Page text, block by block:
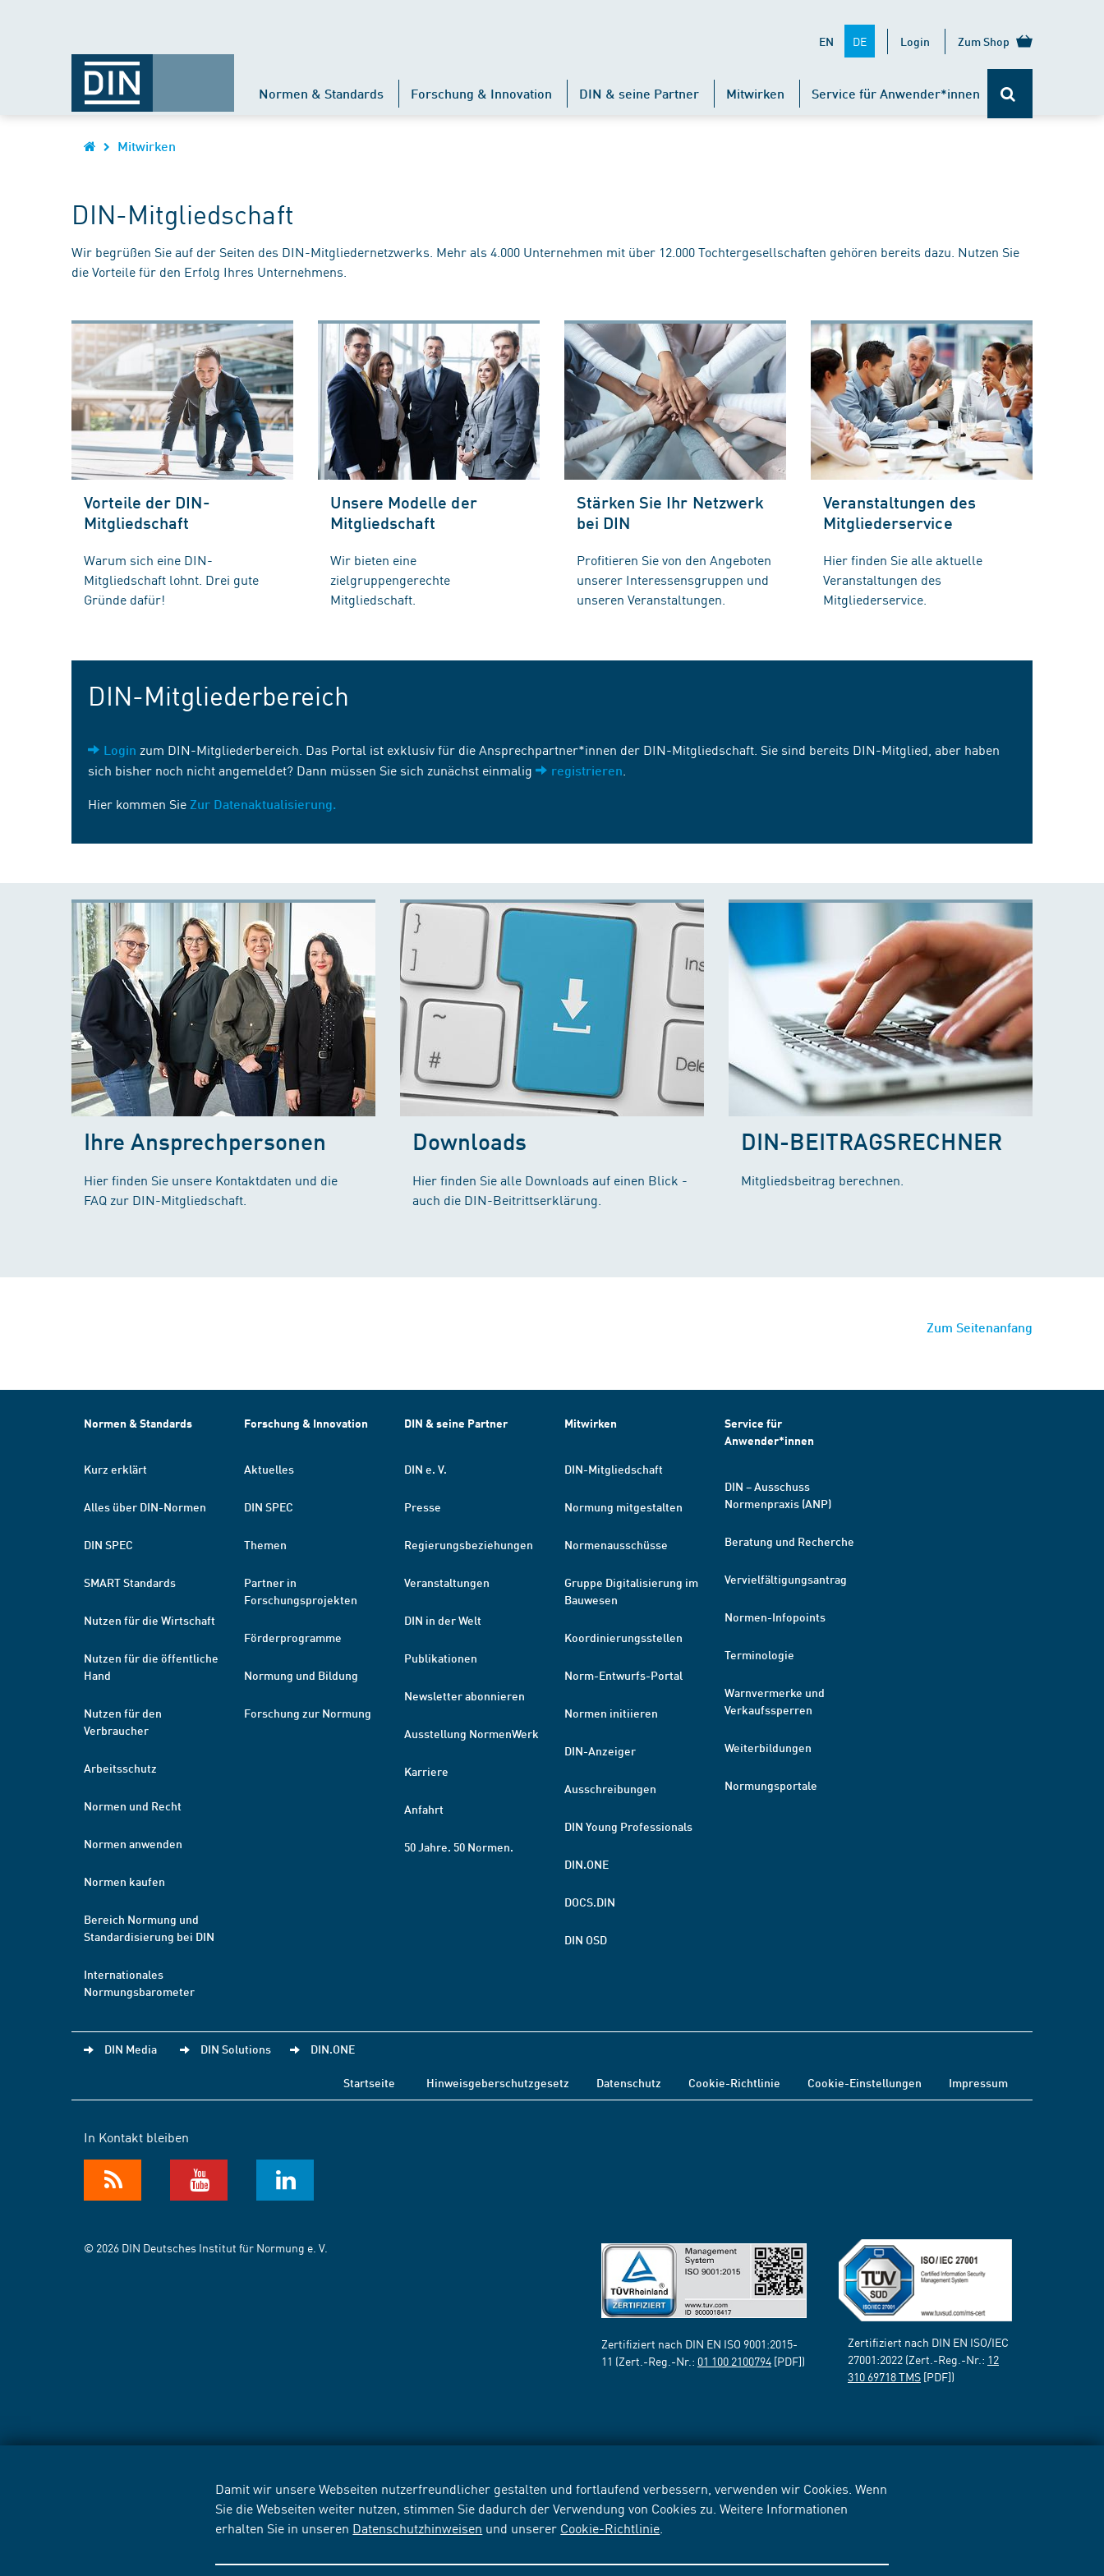
Damit wir unsere Webseiten nutzerfreundlicher gestalten und fortlaufend verbessern, verwenden wir Cookies. Wenn
Sie die Webseiten weiter nutzen, stimmen Sie dadurch der Verwendung von Cookies zu. Weitere Informationen
erhalten Sie in unseren Datenschutzhinweisen und unserer Cookie-Richtlinie
EN DE Login Zum Shop
Normen & Standards Forschung & Innovation DIN & seine Partner Mitwirken Service für Anwender*innen
Mitwirken
DIN-Mitgliedschaft
Wir begrüßen Sie auf der Seiten des DIN-Mitgliedernetzwerks. Mehr als 4.000 Unternehmen mit über 12.000 Tochtergesellschaften gehören bereits dazu. Nutzen Sie
die Vorteile für den Erfolg Ihres Unternehmens.
Vorteile der DIN-
Mitgliedschaft
Warum sich eine DIN-
Mitgliedschaft lohnt. Drei gute
Gründe dafür!
Unsere Modelle der
Mitgliedschaft
Wir bieten eine
zielgruppengerechte
Mitgliedschaft.
Stärken Sie Ihr Netzwerk
bei DIN
Profitieren Sie von den Angeboten
unserer Interessensgruppen und
unseren Veranstaltungen.
Veranstaltungen des
Mitgliederservice
Hier finden Sie alle aktuelle
Veranstaltungen des
Mitgliederservice.
DIN-Mitgliederbereich
Login zum DIN-Mitgliederbereich. Das Portal ist exklusiv für die Ansprechpartner*innen der DIN-Mitgliedschaft. Sie sind bereits DIN-Mitglied, aber haben
sich bisher noch nicht angemeldet? Dann müssen Sie sich zunächst einmalig
registrieren
Hier kommen Sie Zur Datenaktualisierung.
Ihre Ansprechpersonen
Hier finden Sie unsere Kontaktdaten und die
FAQ zur DIN-Mitgliedschaft.
Downloads
Hier finden Sie alle Downloads auf einen Blick -
auch die DIN-Beitrittserklärung.
DIN-BEITRAGSRECHNER
Mitgliedsbeitrag berechnen.
Zum Seitenanfang
Normen & Standards
Kurz erklärt
Alles über DIN-Normen
DIN SPEC
SMART Standards
Nutzen für die Wirtschaft
Nutzen für die öffentliche
Hand
Nutzen für den
Verbraucher
Arbeitsschutz
Normen und Recht
Normen anwenden
Normen kaufen
Bereich Normung und
Standardisierung bei DIN
Internationales
Normungsbarometer
Forschung & Innovation
Aktuelles
DIN SPEC
Themen
Partner in
Forschungsprojekten
Förderprogramme
Normung und Bildung
Forschung zur Normung
DIN & seine Partner
DIN e. V.
Presse
Regierungsbeziehungen
Veranstaltungen
DIN in der Welt
Publikationen
Newsletter abonnieren
Ausstellung NormenWerk
Karriere
Anfahrt
50 Jahre. 50 Normen.
Mitwirken
DIN-Mitgliedschaft
Normung mitgestalten
Normenausschüsse
Gruppe Digitalisierung im
Bauwesen
Koordinierungsstellen
Norm-Entwurfs-Portal
Normen initiieren
DIN-Anzeiger
Ausschreibungen
DIN Young Professionals
DIN.ONE
DOCS.DIN
DIN OSD
Service für
Anwender*innen
DIN – Ausschuss
Normenpraxis (ANP)
Beratung und Recherche
Vervielfältigungsantrag
Normen-Infopoints
Terminologie
Warnvermerke und
Verkaufssperren
Weiterbildungen
Normungsportale
DIN Media DIN Solutions DIN.ONE
Startseite Hinweisgeberschutzgesetz Datenschutz Cookie-Richtlinie Cookie-Einstellungen Impressum
In Kontakt bleiben
© 2026 DIN Deutsches Institut für Normung e. V.
Zertifiziert nach DIN EN ISO 9001:2015-
11 (Zert.-Reg.-Nr.: 01 100 2100794 [PDF])
Zertifiziert nach DIN EN ISO/IEC
27001:2022 (Zert.-Reg.-Nr.: 12
310 69718 TMS [PDF])